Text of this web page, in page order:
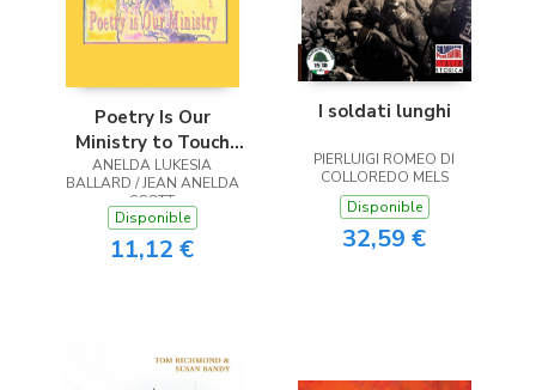
Poetry Is Our
Ministry to Touch
the Heart
ANELDA LUKESIA
BALLARD / JEAN ANELDA
SCOTT
Disponible
11,12 €
I soldati lunghi
PIERLUIGI ROMEO DI
COLLOREDO MELS
Disponible
32,59 €